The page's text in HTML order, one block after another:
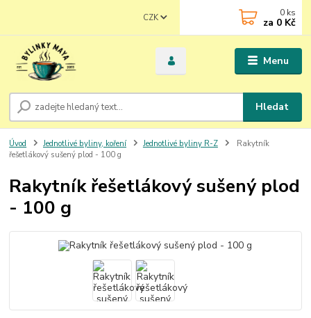
Menu
CZK
Hledat
0 ks
za 0 Kč
Úvod Jednotlivé byliny, koření Jednotlivé byliny R-Z
Rakytník
řešetlákový sušený plod - 100 g
Rakytník řešetlákový sušený plod
- 100 g